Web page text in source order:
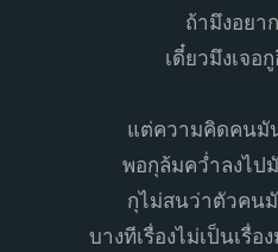
ถ้ามึงอยา
เดี๋ยวมึงเจอ
แต่ความคิดคนมั
พอกุล้มคว่ำลงไป
กุไม่สนว่าตัวคน
บางทีเรื่องไม่เป็นเรื่